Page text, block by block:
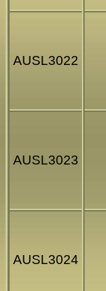
AUSL3022
AUSL3023
AUSL3024